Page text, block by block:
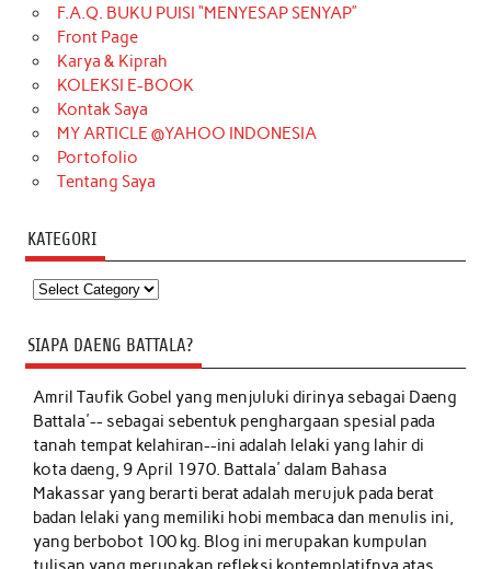
F.A.Q. BUKU PUISI “MENYESAP SENYAP”
Front Page
Karya & Kiprah
KOLEKSI E-BOOK
Kontak Saya
MY ARTICLE @YAHOO INDONESIA
Portofolio
Tentang Saya
KATEGORI
Kategori
SIAPA DAENG BATTALA?
Amril Taufik Gobelyang menjuluki dirinya sebagai Daeng
Battala'-- sebagai sebentuk penghargaan spesial pada
tanah tempat kelahiran--ini adalah lelaki yang lahir di
kota daeng, 9 April 1970. Battala' dalam Bahasa
Makassar yang berarti berat adalah merujuk pada berat
badan lelaki yang memiliki hobi membaca dan menulis ini,
yang berbobot 100 kg. Blog ini merupakan kumpulan